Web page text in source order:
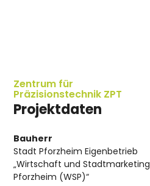
Zentrum für
Präzisionstechnik ZPT
Projektdaten
Bauherr
Stadt Pforzheim Eigenbetrieb
„Wirtschaft und Stadtmarketing
Pforzheim (WSP)“